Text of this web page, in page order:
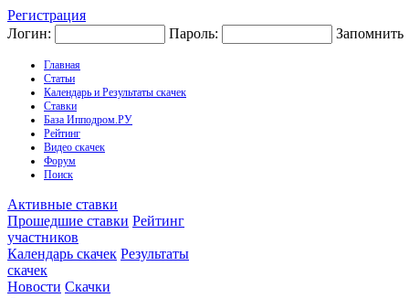
Регистрация
Логин:
Пароль: Запомнить
Главная
Статьи
Календарь и Результаты скачек
Ставки
База Ипподром.РУ
Рейтинг
Видео скачек
Форум
Поиск
Активные ставки
Прошедшие ставки Рейтинг
участников
Календарь скачек Результаты
скачек
Новости Скачки